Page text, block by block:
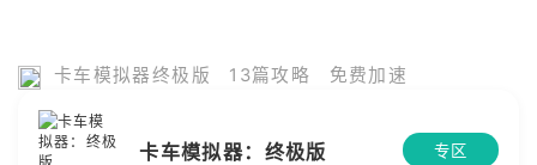
卡车模拟器终极版 13篇攻略 免费加速
卡车模拟器：终极版 专区